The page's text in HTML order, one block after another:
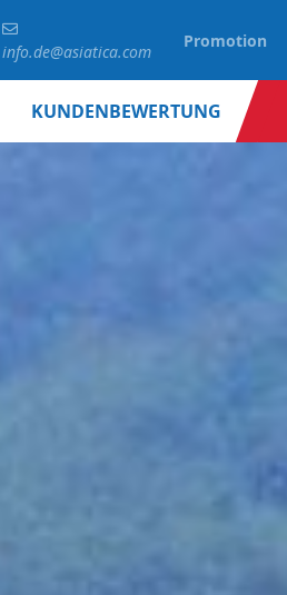
info.de@asiatica.com
Promotion
KUNDENBEWERTUNG